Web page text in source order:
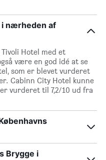
i nærheden af
Hotel med et
være en god idé at se
som er blevet vurderet
Cabinn City Hotel kunne
vurderet til 7,2/10 ud fra
Brygge i